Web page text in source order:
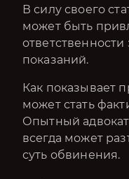
В силу своего
может быть
показаний.
Как показывает
может стать
Опытный
всегда может
суть обвинения.